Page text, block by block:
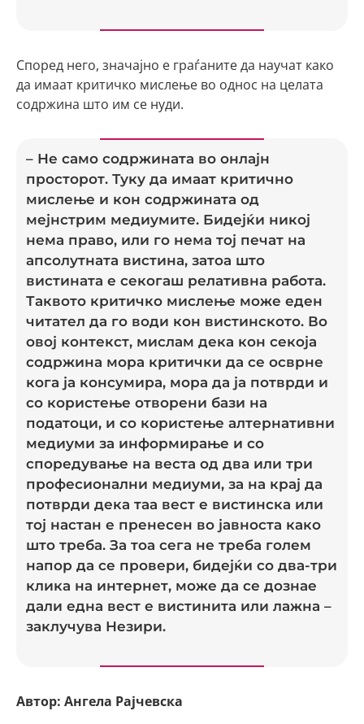
Според него, значајно е граѓаните да научат како
да имаат критичко мислење во однос на целата
содржина што им се нуди.
– Не само содржината во онлајн
просторот. Туку да имаат критично
мислење и кон содржината од
мејнстрим медиумите. Бидејќи никој
нема право, или го нема тој печат на
апсолутната вистина, затоа што
вистината е секогаш релативна работа.
Таквото критичко мислење може еден
читател да го води кон вистинското. Во
овој контекст, мислам дека кон секоја
содржина мора критички да се осврне
кога ја консумира, мора да ја потврди и
со користење отворени бази на
податоци, и со користење алтернативни
медиуми за информирање и со
споредување на веста од двa или три
професионални медиуми, за на крај да
потврди дека таа вест е вистинска или
тој настан е пренесен во јавноста како
што треба. За тоа сега не треба голем
напор да се провери, бидејќи со два-три
клика на интернет, може да се дознае
дали една вест е вистинита или лажна –
заклучува Незири.
Автор: Ангела Рајчевска